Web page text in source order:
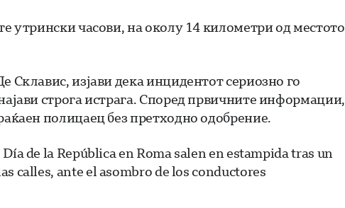
утрински часови, на околу 14 километри од местото
изјави дека инцидентот сериозно го
строга истрага. Според првичните информации,
полицаец без претходно одобрение.
de la República en Roma salen en estampida tras un
calles, ante el asombro de los conductores